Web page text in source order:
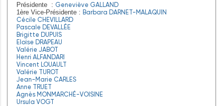
Présidente : Geneviève GALLAND
1ère Vice-Présidente : Barbara DARNET-MALAQUIN
Cécile CHEVILLARD
Pascale DEVALLÉE
Brigitte DUPUIS
Eloïse DRAPEAU
Valérie JABOT
Henri ALFANDARI
Vincent LOUAULT
Valérie TUROT
Jean-Marie CARLES
Anne TRUET
Agnès MONMARCHÉ-VOISINE
Ursula VOGT